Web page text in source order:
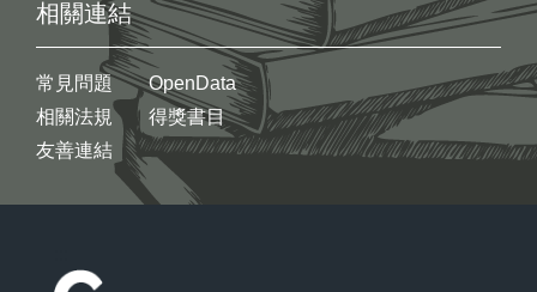
相關連結
常見問題
相關法規
友善連結
OpenData
得獎書目